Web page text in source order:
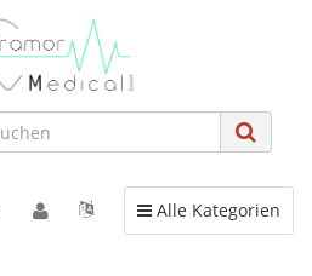
Toggle navigation
Alle Kategorien